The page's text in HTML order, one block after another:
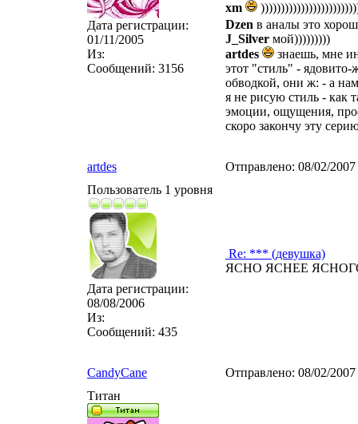
Дата регистрации:
01/11/2005
Из:
Сообщений: 3156
xm
Dzen в аналы это
J_Silver мой)))))))))
artdes
знаешь, мне
этот "стиль" -
обводкой, они ж: - а
я не рисую стиль - как
эмоции, ощущения,
скоро закончу эту
artdes Отправлено: 08/02/
Пользователь 1 уровня
Дата регистрации:
08/08/2006
Из:
Сообщений: 435
Re: *** (девушка)
ЯСНО ЯСНЕЕ
CandyCane Отправлено: 08/02/
Титан